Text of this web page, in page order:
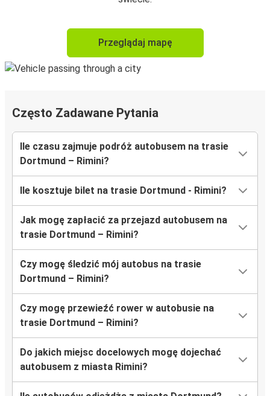
Przeglądaj mapę
Często Zadawane Pytania
Ile czasu zajmuje podróż autobusem na trasie
Dortmund – Rimini?
Ile kosztuje bilet na trasie Dortmund - Rimini?
Jak mogę zapłacić za przejazd autobusem na
trasie Dortmund – Rimini?
Czy mogę śledzić mój autobus na trasie
Dortmund – Rimini?
Czy mogę przewieźć rower w autobusie na
trasie Dortmund – Rimini?
Do jakich miejsc docelowych mogę dojechać
autobusem z miasta Rimini?